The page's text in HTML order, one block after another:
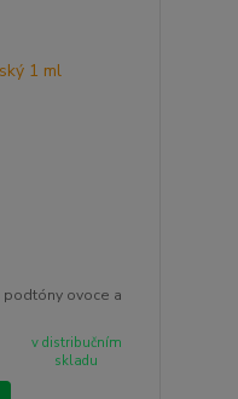
podtóny ovoce a
v distribučním
skladu